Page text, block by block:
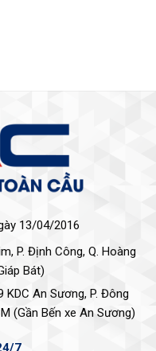
13/04/2016
P. Định Công, Q. Hoàng
Bát)
KDC An Sương, P. Đông
(Gần Bến xe An Sương)